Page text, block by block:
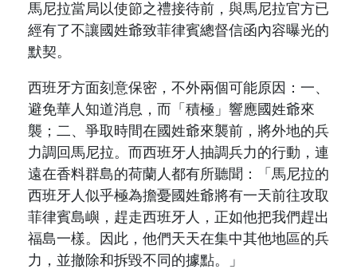
馬尼拉當局以使節之禮接待前，與馬尼拉官方已
經有了不讓國姓爺致菲律賓總督信函內容曝光的
默契。
西班牙方面刻意保密，不外兩個可能原因：一、
避免華人知道消息，而「積極」響應國姓爺來
襲；二、爭取時間在國姓爺來襲前，將外地的兵
力調回馬尼拉。而西班牙人抽調兵力的行動，連
遠在香料群島的荷蘭人都有所聽聞：
「馬尼拉的
西班牙人似乎極為擔憂國姓爺將有一天前往攻取
菲律賓島嶼，趕走西班牙人，正如他把我們趕出
福島一樣。因此，他們天天在集中其他地區的兵
力，並撤除和拆毀不同的據點。」